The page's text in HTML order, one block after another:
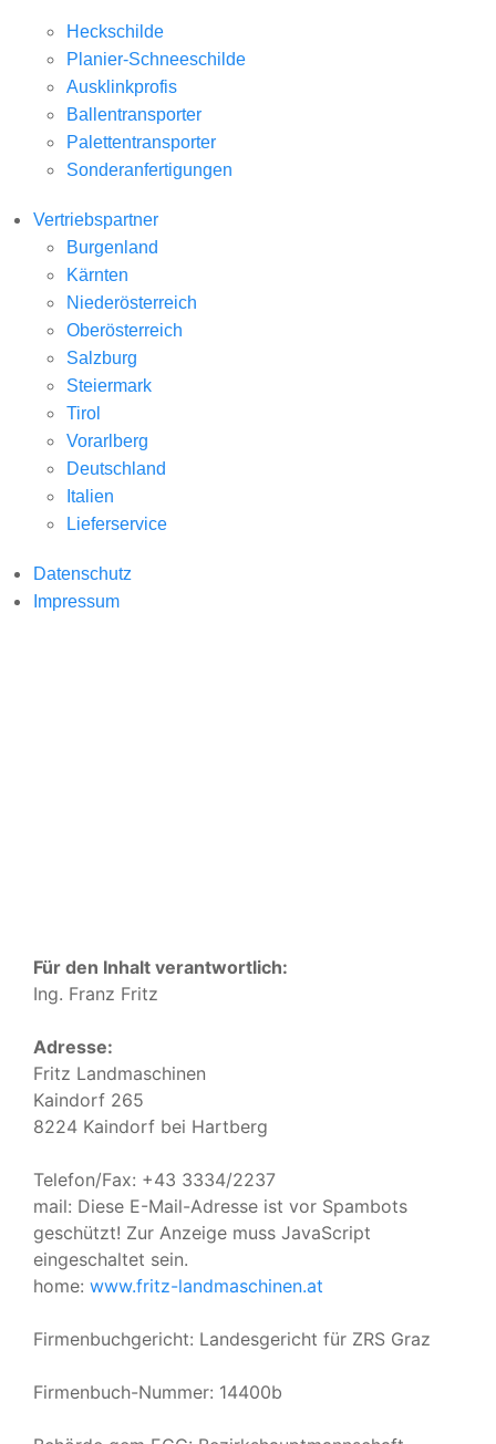
Heckschilde
Planier-Schneeschilde
Ausklinkprofis
Ballentransporter
Palettentransporter
Sonderanfertigungen
Vertriebspartner
Burgenland
Kärnten
Niederösterreich
Oberösterreich
Salzburg
Steiermark
Tirol
Vorarlberg
Deutschland
Italien
Lieferservice
Datenschutz
Impressum
Für den Inhalt verantwortlich:
Ing. Franz Fritz
Adresse:
Fritz Landmaschinen
Kaindorf 265
8224 Kaindorf bei Hartberg
Telefon/Fax: +43 3334/2237
mail: Diese E-Mail-Adresse ist vor Spambots
geschützt! Zur Anzeige muss JavaScript
eingeschaltet sein.
home: www.fritz-landmaschinen.at
Firmenbuchgericht: Landesgericht für ZRS Graz
Firmenbuch-Nummer: 14400b